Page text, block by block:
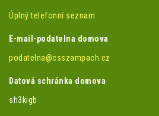
Úplný telefonní seznam
E-mail-podatelna domova
podatelna@csszampach.cz
Datová schránka domova
sh3kigb